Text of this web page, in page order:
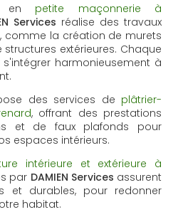
en petite maçonnerie à
Services réalise des travaux
comme la création de murets
extérieures. Chaque
harmonieusement à
des services de plâtrier-
, offrant des prestations
et de faux plafonds pour
espaces intérieurs.
intérieure et extérieure à
par DAMIEN Services assurent
et durables, pour redonner
habitat.